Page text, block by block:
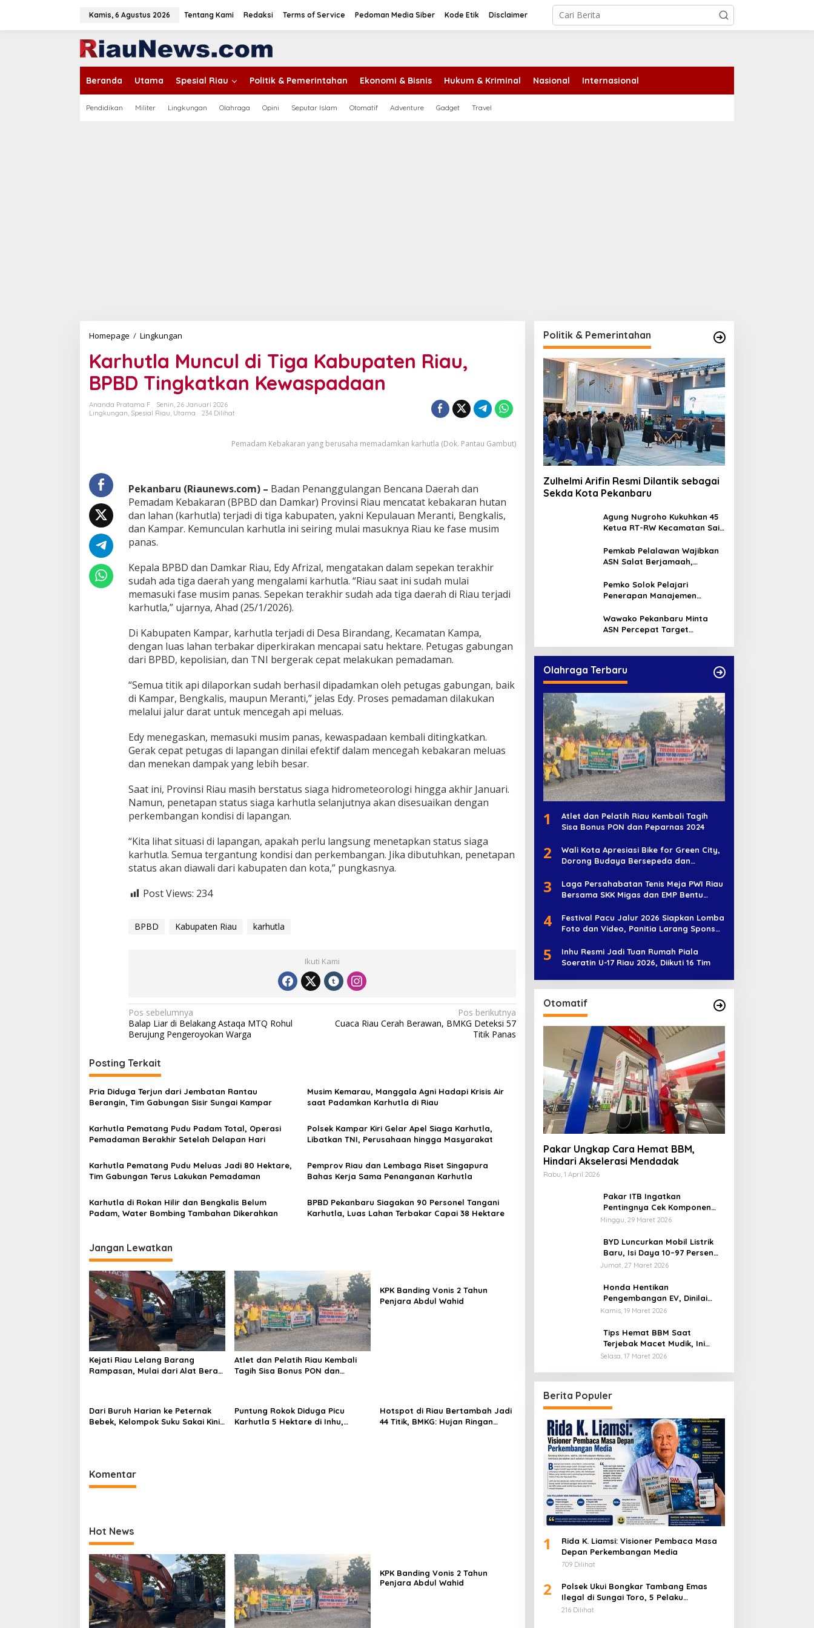
Kamis, 6 Agustus 2026 Tentang Kami Redaksi Terms of Service Pedoman Media Siber Kode Etik Disclaimer
Beranda Utama Spesial Riau Politik & Pemerintahan Ekonomi & Bisnis Hukum & Kriminal Nasional Internasional
Pendidikan Militer Lingkungan Olahraga Opini Seputar Islam Otomatif Adventure Gadget Travel
Homepage / Lingkungan
r
h
u
t
l
a
d
i
i
g
a
b
u
p
a
e
R
i
u
,
P
D
T
i
k
a
t
a
n
K
e
a
a
Karhutla Muncul di Tiga Kabupaten Riau,
BPBD Tingkatkan Kewaspadaan
Ananda Pratama F
Senin, 26 Januari 2026
Lingkungan, Spesial Riau, Utama 234 Dilihat
Pemadam Kebakaran yang berusaha memadamkan karhutla (Dok. Pantau Gambut)
Pekanbaru (Riaunews.com) – Badan Penanggulangan Bencana Daerah dan
Pemadam Kebakaran (BPBD dan Damkar) Provinsi Riau mencatat kebakaran hutan
dan lahan (karhutla) terjadi di tiga kabupaten, yakni Kepulauan Meranti, Bengkalis,
dan Kampar. Kemunculan karhutla ini seiring mulai masuknya Riau ke fase musim
panas.
Kepala BPBD dan Damkar Riau, Edy Afrizal, mengatakan dalam sepekan terakhir
sudah ada tiga daerah yang mengalami karhutla. “Riau saat ini sudah mulai
memasuki fase musim panas. Sepekan terakhir sudah ada tiga daerah di Riau terjadi
karhutla,” ujarnya, Ahad (25/1/2026).
Di Kabupaten Kampar, karhutla terjadi di Desa Birandang, Kecamatan Kampa,
dengan luas lahan terbakar diperkirakan mencapai satu hektare. Petugas gabungan
dari BPBD, kepolisian, dan TNI bergerak cepat melakukan pemadaman.
“Semua titik api dilaporkan sudah berhasil dipadamkan oleh petugas gabungan, baik
di Kampar, Bengkalis, maupun Meranti,” jelas Edy. Proses pemadaman dilakukan
melalui jalur darat untuk mencegah api meluas.
Edy menegaskan, memasuki musim panas, kewaspadaan kembali ditingkatkan.
Gerak cepat petugas di lapangan dinilai efektif dalam mencegah kebakaran meluas
dan menekan dampak yang lebih besar.
Saat ini, Provinsi Riau masih berstatus siaga hidrometeorologi hingga akhir Januari.
Namun, penetapan status siaga karhutla selanjutnya akan disesuaikan dengan
perkembangan kondisi di lapangan.
“Kita lihat situasi di lapangan, apakah perlu langsung menetapkan status siaga
karhutla. Semua tergantung kondisi dan perkembangan. Jika dibutuhkan, penetapan
status akan diawali dari kabupaten dan kota,” pungkasnya.
Post Views: 234
BPBD Kabupaten Riau karhutla
Ikuti Kami
N
a
i
g
a
i
o
s
Pos sebelumnya
Balap Liar di Belakang Astaqa MTQ Rohul
Berujung Pengeroyokan Warga
Pos berikutnya
Cuaca Riau Cerah Berawan, BMKG Deteksi 57
Titik Panas
Posting Terkait
Pria Diduga Terjun dari Jembatan Rantau
Berangin, Tim Gabungan Sisir Sungai Kampar
Musim Kemarau, Manggala Agni Hadapi Krisis Air
saat Padamkan Karhutla di Riau
Karhutla Pematang Pudu Padam Total, Operasi
Pemadaman Berakhir Setelah Delapan Hari
Polsek Kampar Kiri Gelar Apel Siaga Karhutla,
Libatkan TNI, Perusahaan hingga Masyarakat
Karhutla Pematang Pudu Meluas Jadi 80 Hektare,
Tim Gabungan Terus Lakukan Pemadaman
Pemprov Riau dan Lembaga Riset Singapura
Bahas Kerja Sama Penanganan Karhutla
Karhutla di Rokan Hilir dan Bengkalis Belum
Padam, Water Bombing Tambahan Dikerahkan
BPBD Pekanbaru Siagakan 90 Personel Tangani
Karhutla, Luas Lahan Terbakar Capai 38 Hektare
Jangan Lewatkan
Kejati Riau Lelang Barang
Rampasan, Mulai dari Alat Berat
Atlet dan Pelatih Riau Kembali
Tagih Sisa Bonus PON dan
KPK Banding Vonis 2 Tahun
Penjara Abdul Wahid
Dari Buruh Harian ke Peternak
Bebek, Kelompok Suku Sakai Kini
Puntung Rokok Diduga Picu
Karhutla 5 Hektare di Inhu,
Hotspot di Riau Bertambah Jadi
44 Titik, BMKG: Hujan Ringan
Komentar
Hot News
KPK Banding Vonis 2 Tahun
Penjara Abdul Wahid
Politik & Pemerintahan
Zulhelmi Arifin Resmi Dilantik sebagai
Sekda Kota Pekanbaru
Agung Nugroho Kukuhkan 45
Ketua RT-RW Kecamatan Sail,
Warga
Pemkab Pelalawan Wajibkan
ASN Salat Berjamaah,
Jadi Empat Kali
Pemko Solok Pelajari
Penerapan Manajemen
Wawako Pekanbaru Minta
ASN Percepat Target
Olahraga Terbaru
1
Atlet dan Pelatih Riau Kembali Tagih
Sisa Bonus PON dan Peparnas 2024
2
Wali Kota Apresiasi Bike for Green City,
Dorong Budaya Bersepeda dan
3
Laga Persahabatan Tenis Meja PWI Riau
Bersama SKK Migas dan EMP Bentu
4
Festival Pacu Jalur 2026 Siapkan Lomba
Foto dan Video, Panitia Larang Sponsor
5
Inhu Resmi Jadi Tuan Rumah Piala
Soeratin U-17 Riau 2026, Diikuti 16 Tim
Otomatif
Pakar Ungkap Cara Hemat BBM,
Hindari Akselerasi Mendadak
Rabu, 1 April 2026
Pakar ITB Ingatkan
Pentingnya Cek Komponen
Kendaraan Usai Mudik
Minggu, 29 Maret 2026
BYD Luncurkan Mobil Listrik
Baru, Isi Daya 10–97 Persen
Hanya 9 Menit
Jumat, 27 Maret 2026
Honda Hentikan
Pengembangan EV, Dinilai
Kian Tertinggal di Industri
Kamis, 19 Maret 2026
Tips Hemat BBM Saat
Terjebak Macet Mudik, Ini
Saran Pakar ITB
Selasa, 17 Maret 2026
Berita Populer
1
Rida K. Liamsi: Visioner Pembaca Masa
Depan Perkembangan Media
709 Dilihat
2
Polsek Ukui Bongkar Tambang Emas
Ilegal di Sungai Toro, 5 Pelaku
Diamankan
216 Dilihat